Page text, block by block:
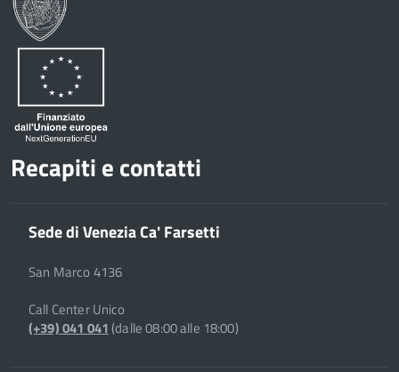
Recapiti e contatti
Sede di Venezia Ca' Farsetti
San Marco 4136
Call Center Unico
(+39) 041 041(dalle 08:00 alle 18:00)